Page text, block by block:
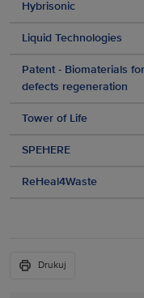
Hybrisonic
Liquid Technologies
Patent - Biomaterials
defects regeneration
Tower of Life
SPEHERE
ReHeal4Waste
Drukuj